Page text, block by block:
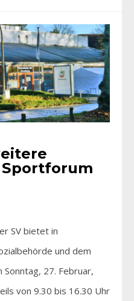
SV bietet in
und dem
27. Februar,
von 9.30 bis 16.30 Uhr